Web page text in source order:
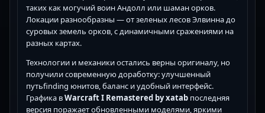
таких как могучий воин Андолл или шаман орков.
Локации разнообразны — от зеленых лесов Элвинна до
суровых земель орков, с динамичными сражениями на
разных картах.
Технологии и механики остались верны оригиналу, но
получили современную доработку: улучшенный
путьfinding юнитов, баланс и удобный интерфейс.
Графика вWarcraft I Remastered by xatab последняя
версия поражает обновленными моделями, яркими